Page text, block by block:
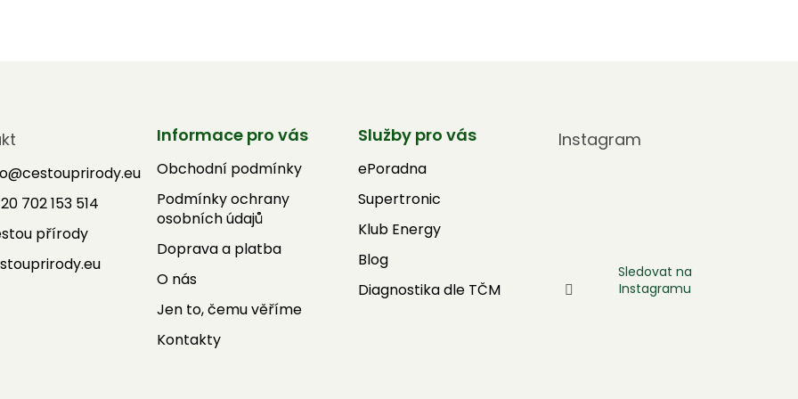
@cestouprirody.eu
702 153 514
přírody
Informace pro vás
Obchodní podmínky
Podmínky ochrany
osobních údajů
Doprava a platba
O nás
Jen to, čemu věříme
Kontakty
Služby pro vás
ePoradna
Supertronic
Klub Energy
Blog
Diagnostika dle TČM
Instagram
Sledovat na
Instagramu